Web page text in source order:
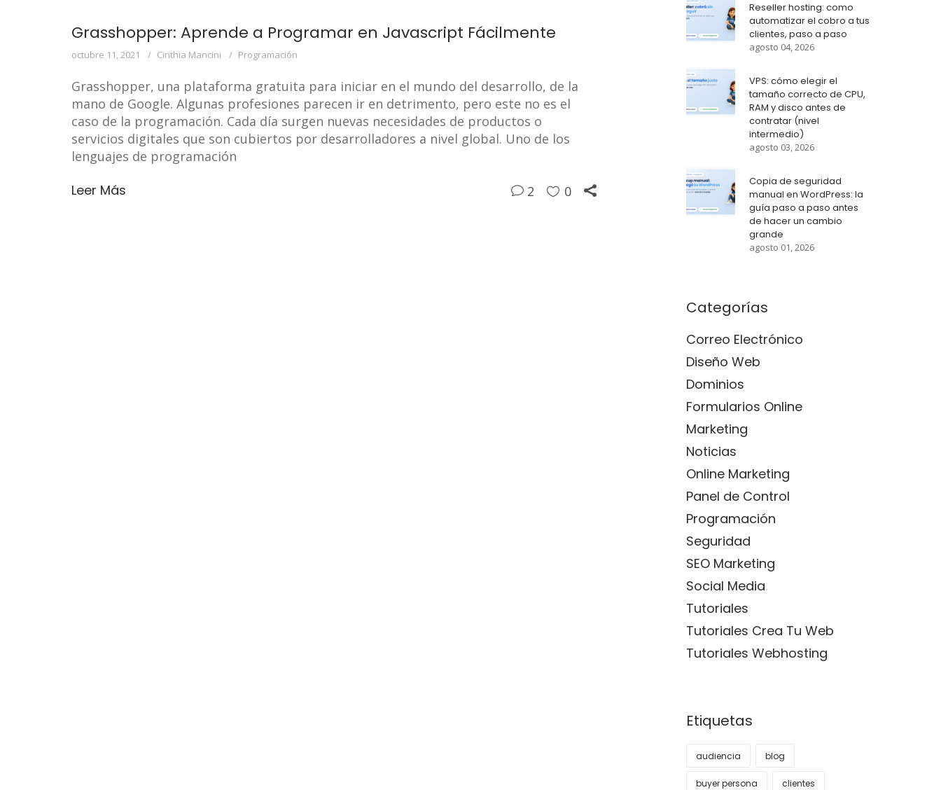
Grasshopper: Aprende a Programar en Javascript Fácilmente
octubre 11, 2021 Cinthia Mancini Programación
Grasshopper, una plataforma gratuita para iniciar en el mundo del desarrollo, de la
mano de Google. Algunas profesiones parecen ir en detrimento, pero este no es el
caso de la programación. Cada día surgen nuevas necesidades de productos o
servicios digitales que son cubiertos por desarrolladores a nivel global. Uno de los
lenguajes de programación
Leer Más 2 0
Reseller hosting: como
automatizar el cobro a tus
clientes, paso a paso
agosto 04, 2026
VPS: cómo elegir el
tamaño correcto de CPU,
RAM y disco antes de
contratar (nivel
intermedio)
agosto 03, 2026
Copia de seguridad
manual en WordPress: la
guía paso a paso antes
de hacer un cambio
grande
agosto 01, 2026
Categorías
Correo Electrónico
Diseño Web
Dominios
Formularios Online
Marketing
Noticias
Online Marketing
Panel de Control
Programación
Seguridad
SEO Marketing
Social Media
Tutoriales
Tutoriales Crea Tu Web
Tutoriales Webhosting
Etiquetas
audiencia blog
buyer persona clientes